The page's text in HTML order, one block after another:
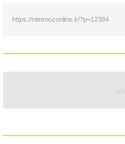
https://nimroozonline.ir/?p=12384